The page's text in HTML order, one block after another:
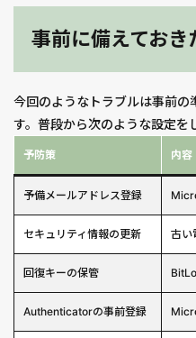
事前に備えておき
今回のようなトラブルは事前の
す。普段から次のような設定を
予防策 内容
予備メールアドレス登録
セキュリティ情報の更新 古い
回復キーの保管
Authenticatorの事前登録